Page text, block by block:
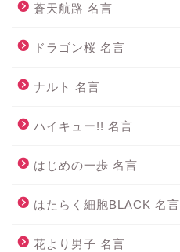
蒼天航路 名言
ドラゴン桜 名言
ナルト 名言
ハイキュー!! 名言
はじめの一歩 名言
はたらく細胞BLACK 名言
花より男子 名言